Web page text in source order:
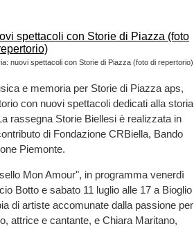
nuovi spettacoli con Storie di Piazza (foto di repertorio)
e memoria per Storie di Piazza aps,
con nuovi spettacoli dedicati alla storia
rassegna Storie Biellesi è realizzata in
di Fondazione CRBiella, Bando
Piemonte.
Mon Amour", in programma venerdì
Botto e sabato 11 luglio alle 17 a Bioglio
di artiste accomunate dalla passione per
attrice e cantante, e Chiara Maritano,